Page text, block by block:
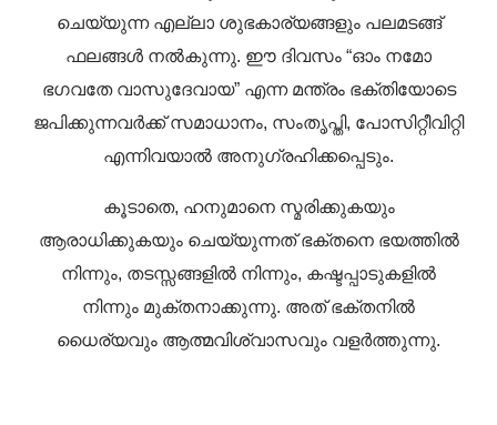
ചെയ്യുന്ന എല്ലാ ശുഭകാര്യങ്ങളും പലമടങ്ങ്
ഫലങ്ങൾ നൽകുന്നു. ഈ ദിവസം “ഓം നമോ
ഭഗവതേ വാസുദേവായ” എന്ന മന്ത്രം ഭക്തിയോടെ
ജപിക്കുന്നവർക്ക് സമാധാനം, സംതൃപ്തി, പോസിറ്റീവിറ്റി
എന്നിവയാൽ അനുഗ്രഹിക്കപ്പെടും.
കൂടാതെ, ഹനുമാനെ സ്മരിക്കുകയും
ആരാധിക്കുകയും ചെയ്യുന്നത് ഭക്തനെ ഭയത്തിൽ
നിന്നും, തടസ്സങ്ങളിൽ നിന്നും, കഷ്ടപ്പാടുകളിൽ
നിന്നും മുക്തനാക്കുന്നു. അത് ഭക്തനിൽ
ധൈര്യവും ആത്മവിശ്വാസവും വളർത്തുന്നു.